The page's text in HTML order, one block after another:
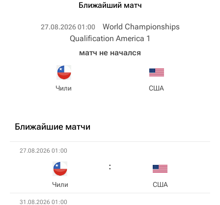
Ближайший матч
27.08.2026 01:00
World Championships
Qualification America 1
Чили
матч не начался
США
Ближайшие матчи
27.08.2026 01:00
Чили США
31.08.2026 01:00